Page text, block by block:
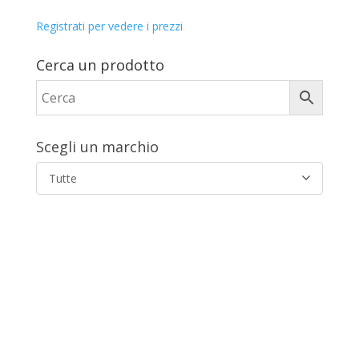
Registrati per vedere i prezzi
Cerca un prodotto
Scegli un marchio
Tutte